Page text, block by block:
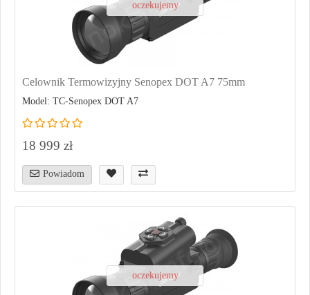
oczekujemy
Celownik Termowizyjny Senopex DOT A7 75mm
Model: TC-Senopex DOT A7
18 999 zł
Powiadom
oczekujemy